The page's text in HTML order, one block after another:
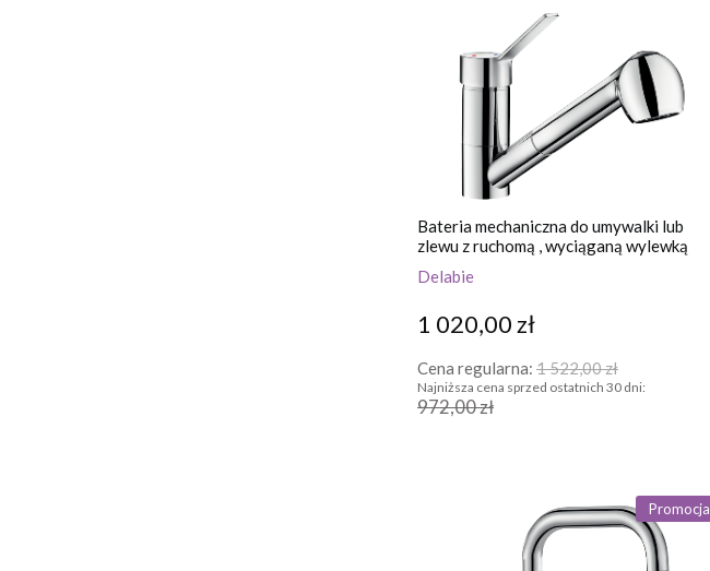
Bateria mechaniczna do umywalki lub
zlewu z ruchomą , wyciąganą wylewką
Delabie
1 020,00 zł
Cena regularna: 1 522,00 zł
Najniższa cena sprzed ostatnich 30 dni:
972,00 zł
Promocja